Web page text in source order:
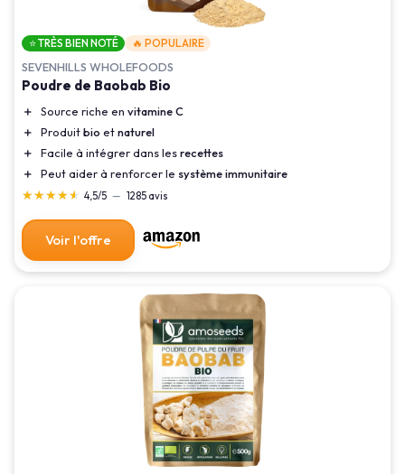
⭐ TRÈS BIEN NOTÉ 🔥 POPULAIRE
SEVENHILLS WHOLEFOODS
Poudre de Baobab Bio
＋ Source riche en vitamine C
＋
Produitbio etnaturel
＋
Facile à intégrer dans lesrecettes
＋
Peut aider à renforcer le système immunitaire
★★★★★
★★★★★ 4,5/5 — 1285 avis
Voir l'offre